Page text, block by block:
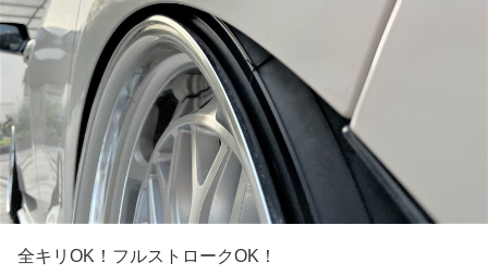
全キリOK！フルストロークOK！